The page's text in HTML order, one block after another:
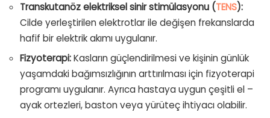
Transkutanöz elektriksel sinir stimülasyonu (TENS):
Cilde yerleştirilen elektrotlar ile değişen frekanslarda
hafif bir elektrik akımı uygulanır.
Fizyoterapi:Kasların güçlendirilmesi ve kişinin günlük
yaşamdaki bağımsızlığının arttırılması için fizyoterapi
programı uygulanır. Ayrıca hastaya uygun çeşitli el –
ayak ortezleri, baston veya yürüteç ihtiyacı olabilir.